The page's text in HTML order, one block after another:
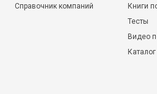
Справочник компаний
Книги
Тесты
Видео